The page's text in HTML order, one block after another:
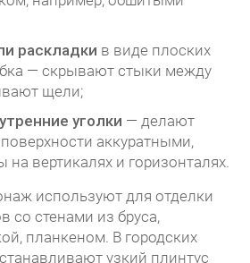
раскладки в виде плоских
— скрывают стыки между
щели;
уголки — делают
аккуратными,
на вертикалях и горизонталях.
используют для отделки
со стенами из бруса,
планкеном. В городских
узкий плинтус